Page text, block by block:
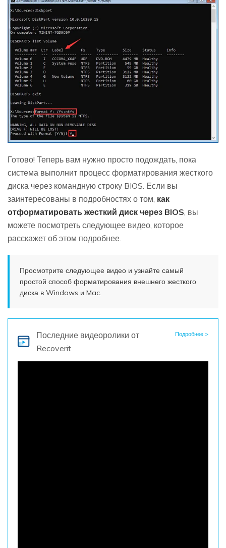
Готово! Теперь вам нужно просто подождать, пока
система выполнит процесс форматирования жесткого
диска через командную строку BIOS. Если вы
заинтересованы в подробностях о том, как
отформатировать жесткий диск через BIOS, вы
можете посмотреть следующее видео, которое
расскажет об этом подробнее.
Просмотрите следующее видео и узнайте самый
простой способ форматирования внешнего жесткого
диска в Windows и Mac.
Последние видеоролики от
Recoverit
Подробнее >